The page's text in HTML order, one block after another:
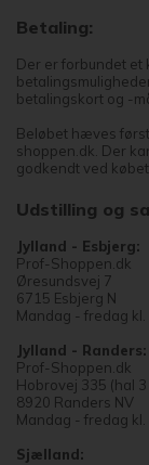
Betaling:
Der er forbundet et
betalingskort og -
Beløbet hæves
shoppen.dk. Der
godkendt ved købet.
Udstilling og
Jylland - Esbjerg:
Prof-Shoppen.dk
Øresundsvej 7
6715 Esbjerg N
Mandag - fredag
Jylland - Randers:
Prof-Shoppen.dk
Hobrovej 335 (hal 3
8920 Randers NV
Mandag - fredag
Sjælland: